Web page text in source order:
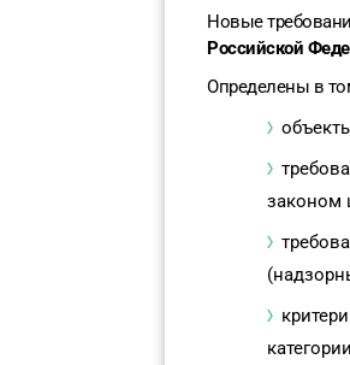
Новые
Российской
Определены в
законом